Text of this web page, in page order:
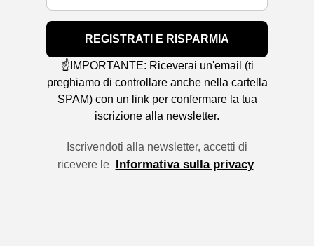
REGISTRATI E RISPARMIA
☝️IMPORTANTE: Riceverai un'email (ti
preghiamo di controllare anche nella cartella
SPAM) con un link per confermare la tua
iscrizione alla newsletter.
Iscrivendoti alla newsletter, accetti di
ricevere le Informativa sulla privacy